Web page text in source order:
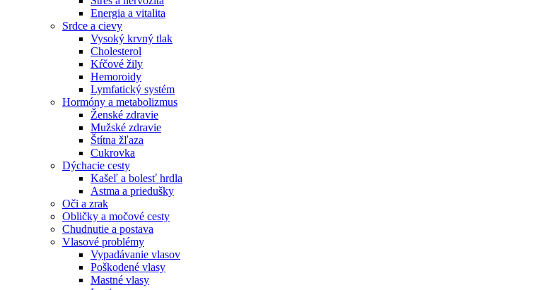
Energia a vitalita
Srdce a cievy
Vysoký krvný tlak
Cholesterol
Kŕčové žily
Hemoroidy
Lymfatický systém
Hormóny a metabolizmus
Ženské zdravie
Mužské zdravie
Štítna žľaza
Cukrovka
Dýchacie cesty
Kašeľ a bolesť hrdla
Astma a priedušky
Oči a zrak
Obličky a močové cesty
Chudnutie a postava
Vlasové problémy
Vypadávanie vlasov
Poškodené vlasy
Mastné vlasy